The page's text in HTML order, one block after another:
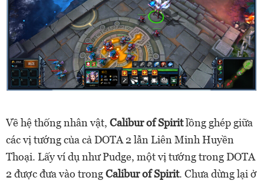
Về hệ thống nhân vật, Calibur of Spiritlồng ghép giữa
các vị tướng của cả DOTA 2 lẫn Liên Minh Huyền
Thoại. Lấy ví dụ như Pudge, một vị tướng trong DOTA
2 được đưa vào trongCalibur of Spirit. Chưa dừng lại ở